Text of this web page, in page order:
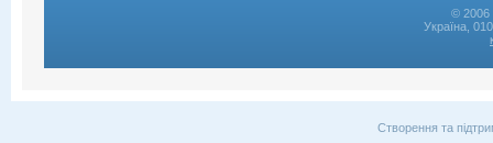
© 2006
Україна,
Створення та